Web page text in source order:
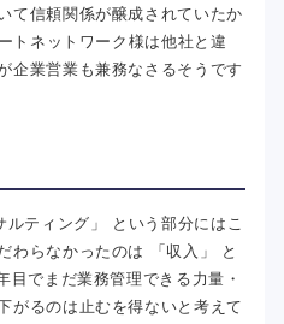
て信頼関係が醸成されていたか
トネットワーク様は他社と違
企業営業も兼務なさるそうです
ティング」 という部分にはこ
わらなかったのは 「収入」 と
目でまだ業務管理できる力量・
がるのは止むを得ないと考えて